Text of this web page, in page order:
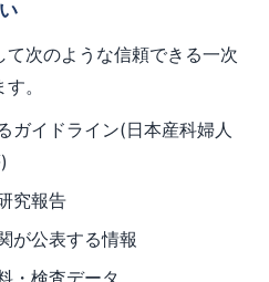
次のような信頼できる一次
。
ガイドライン(日本産科婦人
究報告
が公表する情報
・検査データ